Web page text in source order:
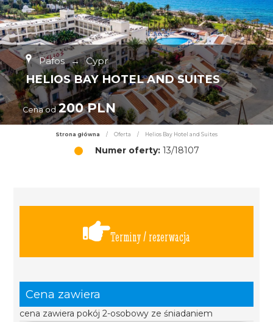
Pafos → Cypr
HELIOS BAY HOTEL AND SUITES
Cena od 200 PLN
Strona główna / Oferta / Helios Bay Hotel and Suites
Numer oferty:13/18107
Terminy / rezerwacja
Cena zawiera
cena zawiera pokój 2-osobowy ze śniadaniem